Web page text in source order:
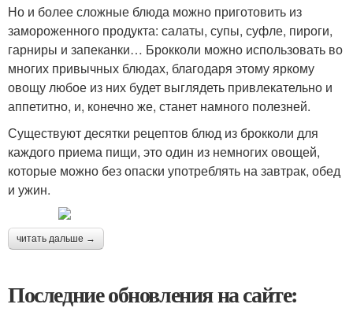
Но и более сложные блюда можно приготовить из
замороженного продукта: салаты, супы, суфле, пироги,
гарниры и запеканки… Брокколи можно использовать во
многих привычных блюдах, благодаря этому яркому
овощу любое из них будет выглядеть привлекательно и
аппетитно, и, конечно же, станет намного полезней.
Существуют десятки рецептов блюд из брокколи для
каждого приема пищи, это один из немногих овощей,
которые можно без опаски употреблять на завтрак, обед
и ужин.
читать дальше →
Последние обновления на сайте: